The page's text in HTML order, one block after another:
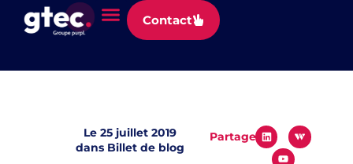
Panneau de gestion des cookies
Contact
Le25 juillet 2019
dans Billet de blog
Partager